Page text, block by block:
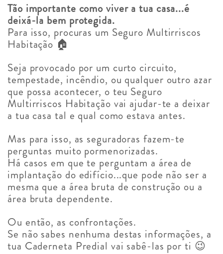
Tão importante como viver a tua casa...é
deixá-la bem protegida.
Para isso, procuras um Seguro Multirriscos
Habitação 🏠
Seja provocado por um curto circuito,
tempestade, incêndio, ou qualquer outro azar
que possa acontecer, o teu Seguro
Multirriscos Habitação vai ajudar-te a deixar
a tua casa tal e qual como estava antes.
Mas para isso, as seguradoras fazem-te
perguntas muito pormenorizadas.
Há casos em que te perguntam a área de
implantação do edifício...que pode não ser a
mesma que a área bruta de construção ou a
área bruta dependente.
Ou então, as confrontações.
Se não sabes nenhuma destas informações, a
tua Caderneta Predial vai sabê-las por ti 😉